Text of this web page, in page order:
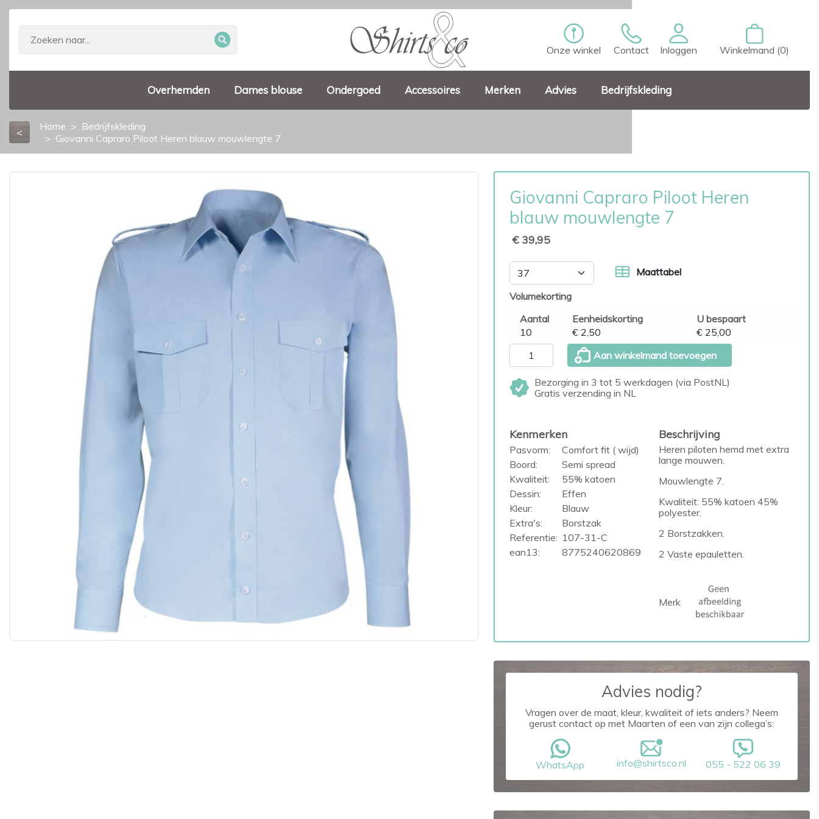
Onze winkel Contact Inloggen Winkelmand (0)
Overhemden Dames blouse Ondergoed Accessoires Merken Advies Bedrijfskleding
< Home
Bedrijfskleding
Giovanni Capraro Piloot Heren blauw mouwlengte 7
Giovanni Capraro Piloot Heren
blauw mouwlengte 7
€ 39,95
Maattabel
Volumekorting
Aantal
Eenheidskorting
U bespaart
10
€ 2,50
€ 25,00
Aan winkelmand toevoegen
Bezorging in 3 tot 5 werkdagen (via PostNL)
Gratis verzending in NL
Kenmerken
Pasvorm:
Comfort fit ( wijd)
Boord:
Semi spread
Kwaliteit:
55% katoen
Dessin:
Effen
Kleur:
Blauw
Extra's:
Borstzak
Referentie: 107-31-C
ean13:
8775240620869
Beschrijving
Heren piloten hemd met extra
lange mouwen.
Mouwlengte 7.
Kwaliteit: 55% katoen 45%
polyester.
2 Borstzakken.
2 Vaste epauletten.
Merk
Advies nodig?
Vragen over de maat, kleur, kwaliteit of iets anders? Neem
gerust contact op met Maarten of een van zijn collega’s:
WhatsApp info@shirtsco.nl 055 - 522 06 39